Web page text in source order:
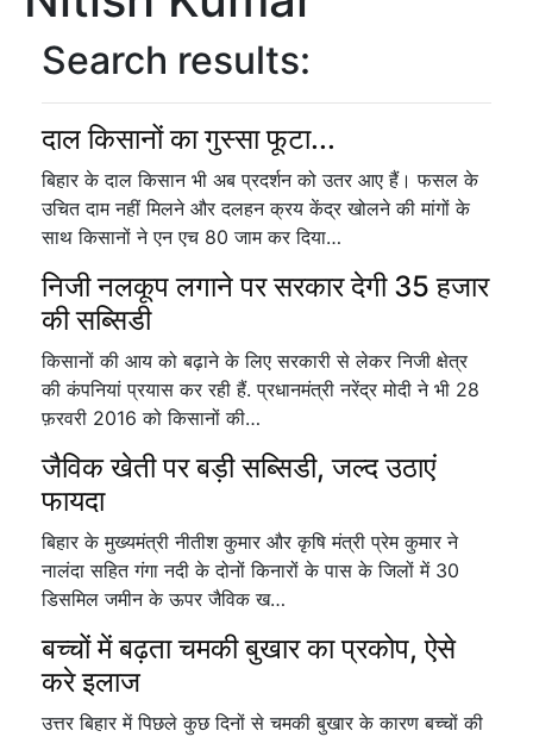
Search results:
दाल किसानों का गुस्सा फूटा...
बिहार के दाल किसान भी अब प्रदर्शन को उतर आए हैं। फसल के
उचित दाम नहीं मिलने और दलहन क्रय केंद्र खोलने की मांगों के
साथ किसानों ने एन एच 80 जाम कर दिया…
निजी नलकूप लगाने पर सरकार देगी 35 हजार
की सब्सिडी
किसानों की आय को बढ़ाने के लिए सरकारी से लेकर निजी क्षेत्र
की कंपनियां प्रयास कर रही हैं. प्रधानमंत्री नरेंद्र मोदी ने भी 28
फ़रवरी 2016 को किसानों की…
जैविक खेती पर बड़ी सब्सिडी, जल्द उठाएं
फायदा
बिहार के मुख्यमंत्री नीतीश कुमार और कृषि मंत्री प्रेम कुमार ने
नालंदा सहित गंगा नदी के दोनों किनारों के पास के जिलों में 30
डिसमिल जमीन के ऊपर जैविक ख…
बच्चों में बढ़ता चमकी बुखार का प्रकोप, ऐसे
करे इलाज
उत्तर बिहार में पिछले कुछ दिनों से चमकी बुखार के कारण बच्चों की